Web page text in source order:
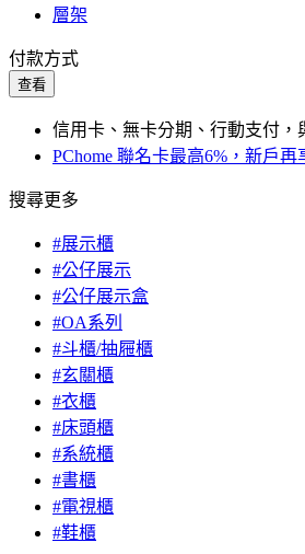
層架
付款方式
查看
信用卡、無卡分期、行動支付，
PChome 聯名卡最高6%，新戶再
搜尋更多
#展示櫃
#公仔展示
#公仔展示盒
#OA系列
#斗櫃/抽屜櫃
#玄關櫃
#衣櫃
#床頭櫃
#系統櫃
#書櫃
#電視櫃
#鞋櫃